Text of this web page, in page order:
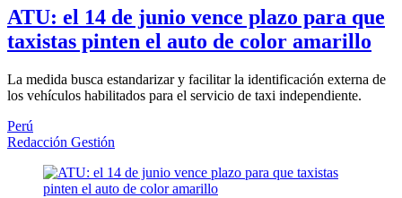
ATU: el 14 de junio vence plazo para que
taxistas pinten el auto de color amarillo
La medida busca estandarizar y facilitar la identificación externa de
los vehículos habilitados para el servicio de taxi independiente.
Perú
Redacción Gestión